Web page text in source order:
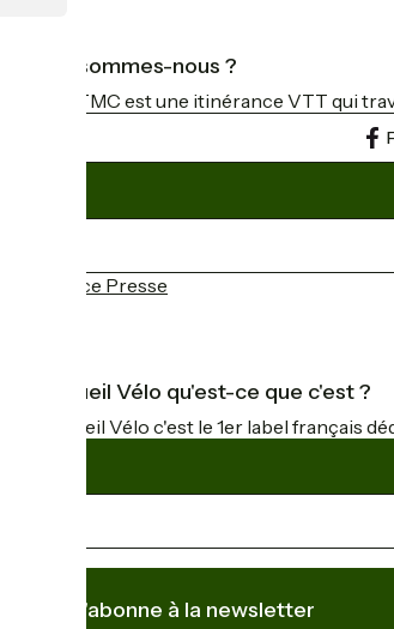
Qui sommes-nous ?
La GTMC est une itinérance VTT qui
Espace Presse
Accueil Vélo qu'est-ce que c'est ?
Accueil Vélo c'est le 1er label français
Je m'abonne à la newsletter